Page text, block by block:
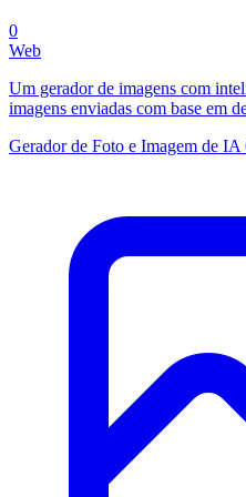
0
Web
Um gerador de imagens com
imagens enviadas com base em
Gerador de Foto e Imagem de IA